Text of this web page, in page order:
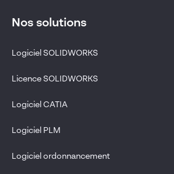
Nos solutions
Logiciel SOLIDWORKS
Licence SOLIDWORKS
Logiciel CATIA
Logiciel PLM
Logiciel ordonnancement